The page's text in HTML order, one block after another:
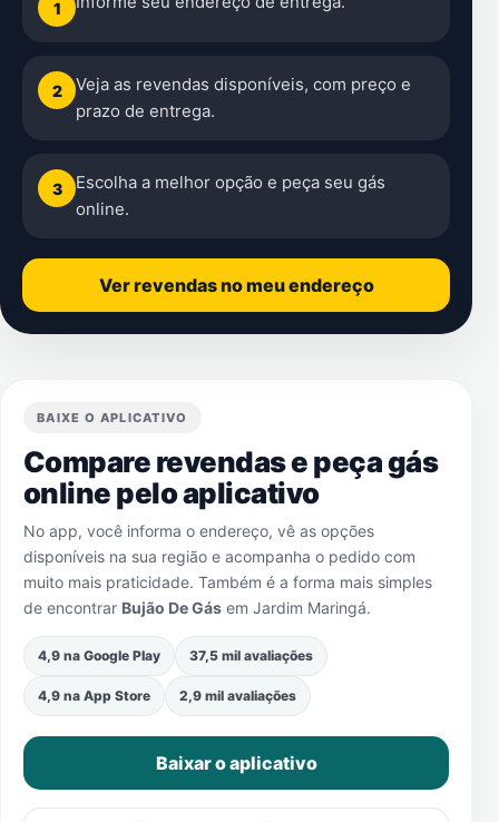
1
2
Veja as revendas disponíveis, com preço e
prazo de entrega.
3
Escolha a melhor opção e peça seu gás
online.
Ver revendas no meu endereço
BAIXE O APLICATIVO
Compare revendas e peça gás
online pelo aplicativo
No app, você informa o endereço, vê as opções
disponíveis na sua região e acompanha o pedido com
muito mais praticidade. Também é a forma mais simples
de encontrar Bujão De Gás em Jardim Maringá.
4,9 na Google Play 37,5 mil avaliações
4,9 na App Store 2,9 mil avaliações
Baixar o aplicativo